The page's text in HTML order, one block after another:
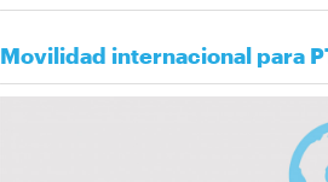
Movilidad internacional para